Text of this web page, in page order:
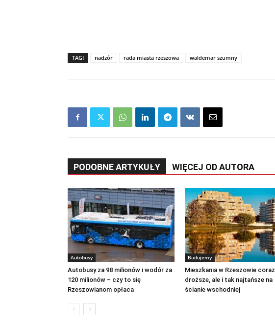
TAGI nadzór rada miasta rzeszowa waldemar szumny
PODOBNE ARTYKUŁY WIĘCEJ OD AUTORA
Autobusy
Autobusy za 98 milionów i wodór za
120 milionów – czy to się
Rzeszowianom opłaca
Budujemy
Mieszkania w Rzeszowie coraz
droższe, ale i tak najtańsze na
ścianie wschodniej